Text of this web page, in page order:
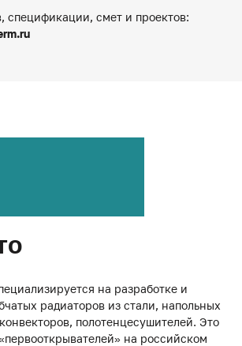
спецификации, смет и проектов:
на разработке и
радиаторов из стали, напольных
полотенцесушителей. Это
на российском